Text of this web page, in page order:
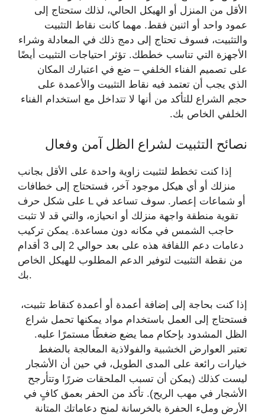
الأقل من المنزل أو الهيكل الحالي، لذلك ستحتاج إلى
عمود واحد أو اثنين فقط. مهما كانت نقاط التثبيت
والتثبيت، فسوف تحتاج إلى دمج ذلك في المعادلة وشراء
الأجهزة التي تناسب خططك. تؤثر احتياجات التثبيت أيضًا
على تصميم الفناء الخلفي – ضع في اعتبارك المكان
الذي يجب أن تعتمد فيه نقاط التثبيت والأعمدة على
حجم الشراع للتأكد من أنها لا تتداخل مع استخدام الفناء
الخلفي الخاص بك.
نصائح التثبيت لشراع الظل آمن وفعال
إذا كنت تخطط لتثبيت زاوية واحدة على الأقل بجانب
منزلك أو أي هيكل موجود آخر، فستحتاج إلى خطافات
على شكل حرف L أو شماعات إعصار. سوف تساعد في
تقوية منطقة واجهة منزلك أو انحيازه، والتي قد لا تثبت
حاجب الشمس في مكانه دون مساعدة. يمكن تركيب
دعامات دعم اللفافة هذه على بعد حوالي 2 إلى 3 أقدام
من نقطة التثبيت لتوفير الدعم المطلوب للهيكل الخاص
بك.
إذا كنت بحاجة إلى إضافة أعمدة أو أعمدة كنقاط تثبيت،
فستحتاج إلى العمل باستخدام مواد يمكنها تحمل شراع
الظل المشدود بإحكام مما يضع ضغطًا مستمرًا عليه.
تعتبر العوارض الخشبية والفولاذية المعالجة بالضغط
خيارات رائعة على المدى الطويل، في حين أن الأشجار
ليست كذلك (يمكن أن تسبب الملحقات ضررًا وتتأرجح
الأشجار في مهب الريح). تأكد من الحفر بعمق كافٍ في
الأرض وملء الحفرة بالخرسانة لمنح دعاماتك المتانة